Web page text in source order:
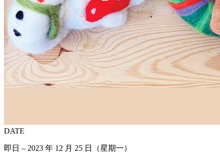
DATE
即日 – 2023 年 12 月 25 日（星期一）